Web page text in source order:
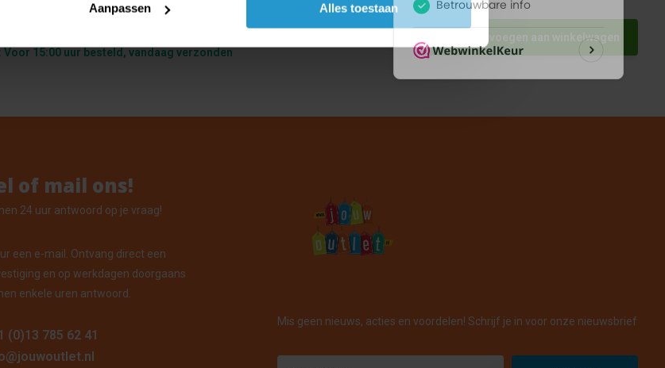
Aanpassen Alles toestaan
Skull Hood - Skelet masker met kap
Voor 15:00 uur besteld, vandaag verzonden
Toevoegen aan winkelwagen
of mail ons!
24 uur antwoord op je vraag!
een e-mail. Ontvang direct een
en op werkdagen doorgaans
enkele uren antwoord.
(0)13 785 62 41
Mis geen nieuws, acties en voordelen! Schrijf je in voor onze nieuwsbrief